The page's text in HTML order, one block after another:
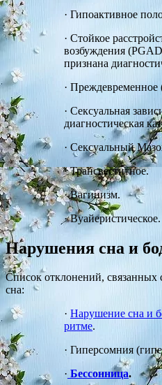
· Гипоактивное
· Стойкое
возбуждения
признана
· Преждевременное
· Сексуальная
диагностическая
· Сексуальный
·Трансвеститное.
·Вагинизм.
·Вуайеристическое.
Нарушения сна и
Список отклонений, связанных
сна:
· Нарушение сна и
ритме.
· Гиперсомния
· Бессонница.